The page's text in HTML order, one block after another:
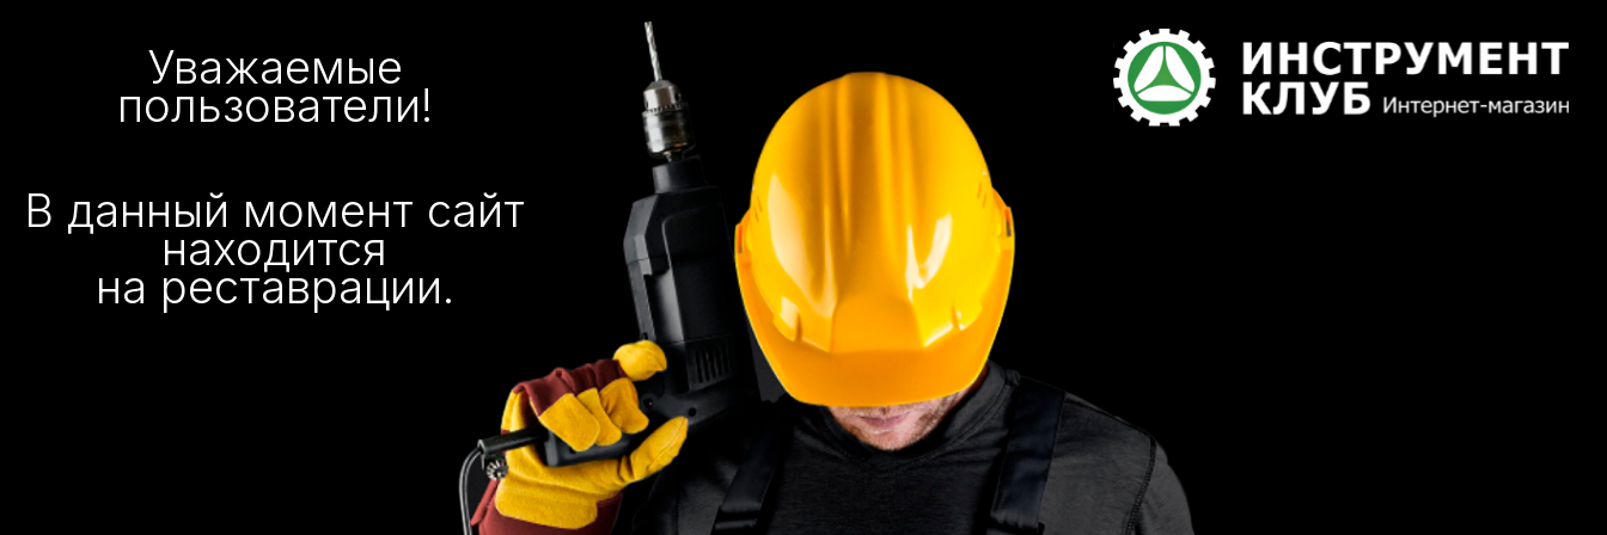
Уважаемые
пользователи!
В данный момент сайт
находится
на реставрации.